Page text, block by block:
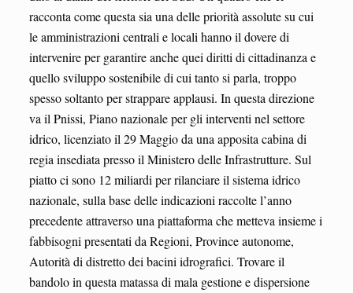
racconta come questa sia una delle priorità assolute su cui
le amministrazioni centrali e locali hanno il dovere di
intervenire per garantire anche quei diritti di cittadinanza e
quello sviluppo sostenibile di cui tanto si parla, troppo
spesso soltanto per strappare applausi. In questa direzione
va il Pnissi, Piano nazionale per gli interventi nel settore
idrico, licenziato il 29 Maggio da una apposita cabina di
regia insediata presso il Ministero delle Infrastrutture. Sul
piatto ci sono 12 miliardi per rilanciare il sistema idrico
nazionale, sulla base delle indicazioni raccolte l’anno
precedente attraverso una piattaforma che metteva insieme i
fabbisogni presentati da Regioni, Province autonome,
Autorità di distretto dei bacini idrografici. Trovare il
bandolo in questa matassa di mala gestione e dispersione